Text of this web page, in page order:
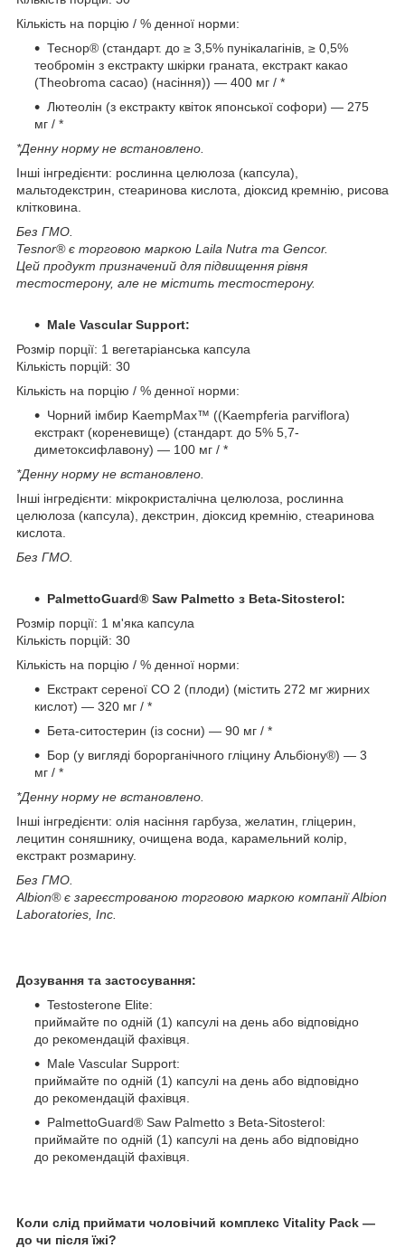
Кількість на порцію / % денної норми:
Теснор® (стандарт. до ≥ 3,5% пунікалагінів, ≥ 0,5%
теобромін з екстракту шкірки граната, екстракт какао
(Theobroma cacao) (насіння)) — 400 мг / *
Лютеолін (з екстракту квіток японської софори) — 275
мг / *
*Денну норму не встановлено.
Інші інгредієнти: рослинна целюлоза (капсула),
мальтодекстрин, стеаринова кислота, діоксид кремнію, рисова
клітковина.
Без ГМО.
Tesnor® є торговою маркою Laila Nutra та Gencor.
Цей продукт призначений для підвищення рівня
тестостерону, але не містить тестостерону.
Male Vascular Support:
Розмір порції: 1 вегетаріанська капсула
Кількість порцій: 30
Кількість на порцію / % денної норми:
Чорний імбир KaempMax™ ((Kaempferia parviflora)
екстракт (кореневище) (стандарт. до 5% 5,7-
диметоксифлавону) — 100 мг / *
*Денну норму не встановлено.
Інші інгредієнти: мікрокристалічна целюлоза, рослинна
целюлоза (капсула), декстрин, діоксид кремнію, стеаринова
кислота.
Без ГМО.
PalmettoGuard® Saw Palmetto з Beta-Sitosterol:
Розмір порції: 1 м'яка капсула
Кількість порцій: 30
Кількість на порцію / % денної норми:
Екстракт сереної CO 2 (плоди) (містить 272 мг жирних
кислот) — 320 мг / *
Бета-ситостерин (із сосни) — 90 мг / *
Бор (у вигляді борорганічного гліцину Альбіону®) — 3
мг / *
*Денну норму не встановлено.
Інші інгредієнти: олія насіння гарбуза, желатин, гліцерин,
лецитин соняшнику, очищена вода, карамельний колір,
екстракт розмарину.
Без ГМО.
Albion® є зареєстрованою торговою маркою компанії Albion
Laboratories, Inc.
Дозування та застосування:
Testosterone Elite:
приймайте по одній (1) капсулі на день або відповідно
до рекомендацій фахівця.
Male Vascular Support:
приймайте по одній (1) капсулі на день або відповідно
до рекомендацій фахівця.
PalmettoGuard® Saw Palmetto з Beta-Sitosterol:
приймайте по одній (1) капсулі на день або відповідно
до рекомендацій фахівця.
Коли слід приймати чоловічий комплекс Vitality Pack —
до чи після їжі?